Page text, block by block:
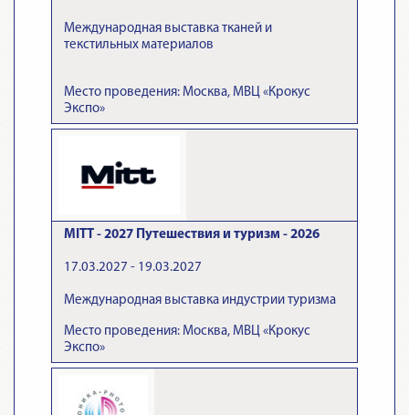
Международная выставка тканей и
текстильных материалов
Место проведения: Москва, МВЦ «Крокус
Экспо»
MITT - 2027 Путешествия и туризм - 2026
17.03.2027 - 19.03.2027
Международная выставка индустрии туризма
Место проведения: Москва, МВЦ «Крокус
Экспо»